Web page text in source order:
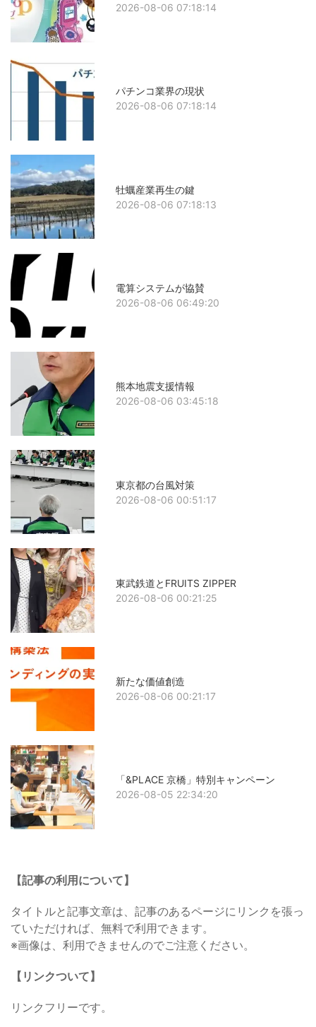
2026-08-06 07:18:14
パチンコ業界の現状
2026-08-06 07:18:14
牡蠣産業再生の鍵
2026-08-06 07:18:13
電算システムが協賛
2026-08-06 06:49:20
熊本地震支援情報
2026-08-06 03:45:18
東京都の台風対策
2026-08-06 00:51:17
東武鉄道とFRUITS ZIPPER
2026-08-06 00:21:25
新たな価値創造
2026-08-06 00:21:17
「&PLACE 京橋」特別キャンペーン
2026-08-05 22:34:20
【記事の利用について】
タイトルと記事文章は、記事のあるページにリンクを張っ
ていただければ、無料で利用できます。
※画像は、利用できませんのでご注意ください。
【リンクついて】
リンクフリーです。